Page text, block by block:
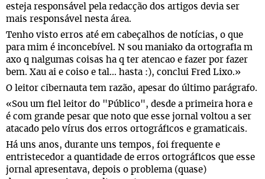
esteja responsável pela redacção dos artigos devia ser
mais responsável nesta área.
Tenho visto erros até em cabeçalhos de notícias, o que
para mim é inconcebível. N sou maniako da ortografia m
axo q nalgumas coisas ha q ter atencao e fazer por fazer
bem. Xau ai e coiso e tal... hasta :), conclui Fred Lixo.»
O leitor cibernauta tem razão, apesar do último parágrafo.
«Sou um fiel leitor do "Público", desde a primeira hora e
é com grande pesar que noto que esse jornal voltou a ser
atacado pelo vírus dos erros ortográficos e gramaticais.
Há uns anos, durante uns tempos, foi frequente e
entristecedor a quantidade de erros ortográficos que esse
jornal apresentava, depois o problema (quase)